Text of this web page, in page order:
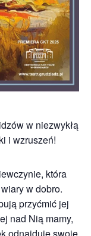
w niezwykłą
i wzruszeń!
która
w dobro.
przyćmić jej
nad Nią mamy,